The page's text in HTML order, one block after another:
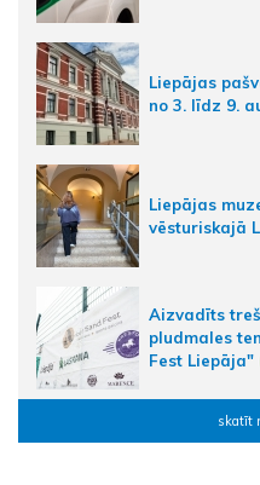
Liepājas
no 3. līdz 9.
Liepājas
vēsturiskajā
Aizvadīts
pludmales
Fest Liepāja"
skatīt